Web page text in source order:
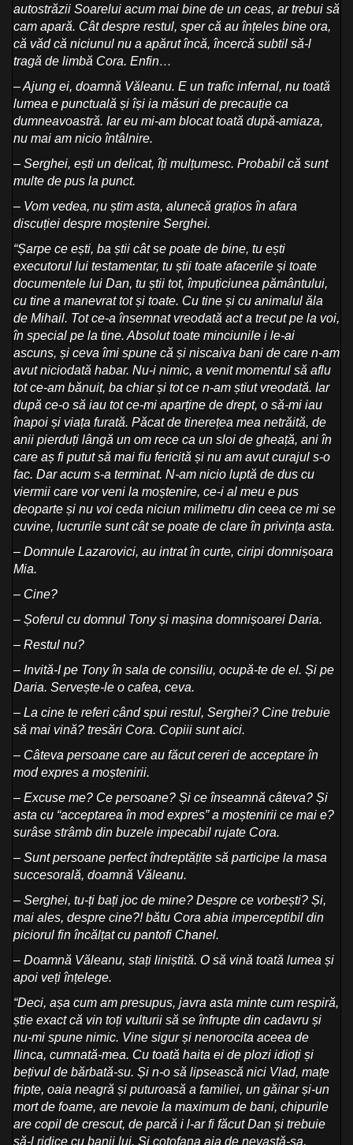
autostrăzii Soarelui acum mai bine de un ceas, ar trebui să
cam apară. Cât despre restul, sper că au înțeles bine ora,
că văd că niciunul nu a apărut încă, încercă subtil să-l
tragă de limbă Cora. Enfin…
– Ajung ei, doamnă Văleanu. E un trafic infernal, nu toată
lumea e punctuală și își ia măsuri de precauție ca
dumneavoastră. Iar eu mi-am blocat toată după-amiaza,
nu mai am nicio întâlnire.
– Serghei, ești un delicat, îți mulțumesc. Probabil că sunt
multe de pus la punct.
– Vom vedea, nu știm asta, alunecă grațios în afara
discuției despre moștenire Serghei.
“Șarpe ce ești, ba știi cât se poate de bine, tu ești
executorul lui testamentar, tu știi toate afacerile și toate
documentele lui Dan, tu știi tot, împuțiciunea pământului,
cu tine a manevrat tot și toate. Cu tine și cu animalul ăla
de Mihail. Tot ce-a însemnat vreodată act a trecut pe la voi,
în special pe la tine. Absolut toate minciunile i le-ai
ascuns, și ceva îmi spune că și niscaiva bani de care n-am
avut niciodată habar. Nu-i nimic, a venit momentul să aflu
tot ce-am bănuit, ba chiar și tot ce n-am știut vreodată. Iar
după ce-o să iau tot ce-mi aparține de drept, o să-mi iau
înapoi și viața furată. Păcat de tinerețea mea netrăită, de
anii pierduți lângă un om rece ca un sloi de gheață, ani în
care aș fi putut să mai fiu fericită și nu am avut curajul s-o
fac. Dar acum s-a terminat. N-am nicio luptă de dus cu
viermii care vor veni la moștenire, ce-i al meu e pus
deoparte și nu voi ceda niciun milimetru din ceea ce mi se
cuvine, lucrurile sunt cât se poate de clare în privința asta.
– Domnule Lazarovici, au intrat în curte, ciripi domnișoara
Mia.
– Cine?
– Șoferul cu domnul Tony și mașina domnișoarei Daria.
– Restul nu?
– Invită-I pe Tony în sala de consiliu, ocupă-te de el. Și pe
Daria. Servește-le o cafea, ceva.
– La cine te referi când spui restul, Serghei? Cine trebuie
să mai vină? tresări Cora. Copiii sunt aici.
– Câteva persoane care au făcut cereri de acceptare în
mod expres a moștenirii.
– Excuse me? Ce persoane? Și ce înseamnă câteva? Și
asta cu “acceptarea în mod expres” a moștenirii ce mai e?
surâse strâmb din buzele impecabil rujate Cora.
– Sunt persoane perfect îndreptățite să participe la masa
succesorală, doamnă Văleanu.
– Serghei, tu-ți bați joc de mine? Despre ce vorbești? Și,
mai ales, despre cine?! bătu Cora abia imperceptibil din
piciorul fin încălțat cu pantofi Chanel.
– Doamnă Văleanu, stați liniștită. O să vină toată lumea și
apoi veți înțelege.
“Deci, așa cum am presupus, javra asta minte cum respiră,
știe exact că vin toți vulturii să se înfrupte din cadavru și
nu-mi spune nimic. Vine sigur și nenorocita aceea de
Ilinca, cumnată-mea. Cu toată haita ei de plozi idioți și
bețivul de bărbată-su. Și n-o să lipsească nici Vlad, mațe
fripte, oaia neagră și puturoasă a familiei, un găinar și-un
mort de foame, are nevoie la maximum de bani, chipurile
are copil de crescut, de parcă i l-ar fi făcut Dan și trebuie
să-l ridice cu banii lui. Și coțofana aia de nevastă-sa,